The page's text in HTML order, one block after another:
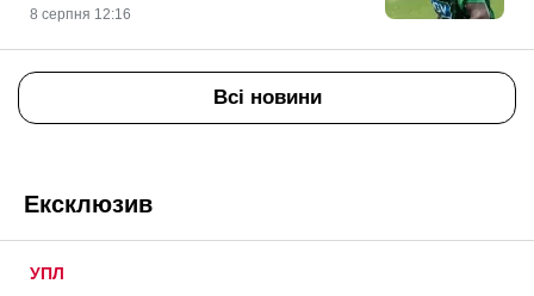
8 серпня 12:16
Всі новини
Ексклюзив
УПЛ